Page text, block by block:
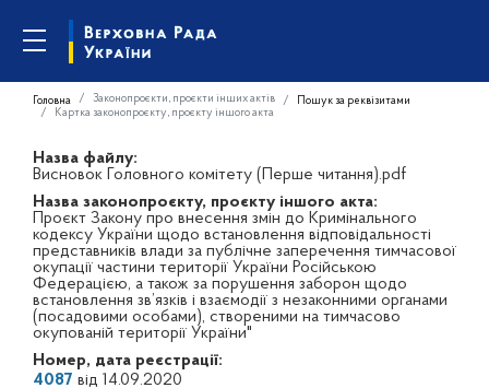
Головна Законопроєкти, проєкти інших актів
Пошук за реквізитами
Картка законопроєкту, проєкту іншого акта
Назва файлу:
Висновок Головного комітету (Перше читання).pdf
Назва законопроєкту, проєкту іншого акта:
Проєкт Закону про внесення змін до Кримінального
кодексу України щодо встановлення відповідальності
представників влади за публічне заперечення тимчасової
окупації частини території України Російською
Федерацією, а також за порушення заборон щодо
встановлення зв’язків і взаємодії з незаконними органами
(посадовими особами), створеними на тимчасово
окупованій території України"
Номер, дата реєстрації:
4087 від 14.09.2020